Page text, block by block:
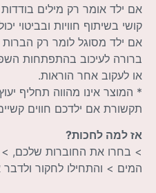
אם ילד אומר רק מילים
קושי בשיתוף חוויות ובביטוי
אם ילד מסוגל לומר רק הברות
ברורה לעיכוב בהתפתחות
או לעקוב אחר הוראות.
* המוצר אינו מהווה תחליף
תקשורת אם ילדכם חווים
אז למה לחכות?
> בחרו את החוברות שלכם,
המים > והתחילו לחקור